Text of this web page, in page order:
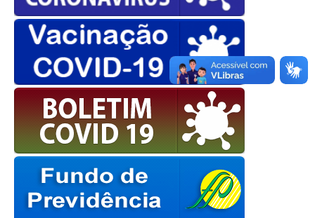
OK
European Commission |
Cookies Policy